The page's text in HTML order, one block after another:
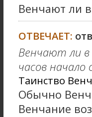
Венчают ли
ОТВЕЧАЕТ:
Венчают ли в
часов начало
Таинство
Обычно
Венчание